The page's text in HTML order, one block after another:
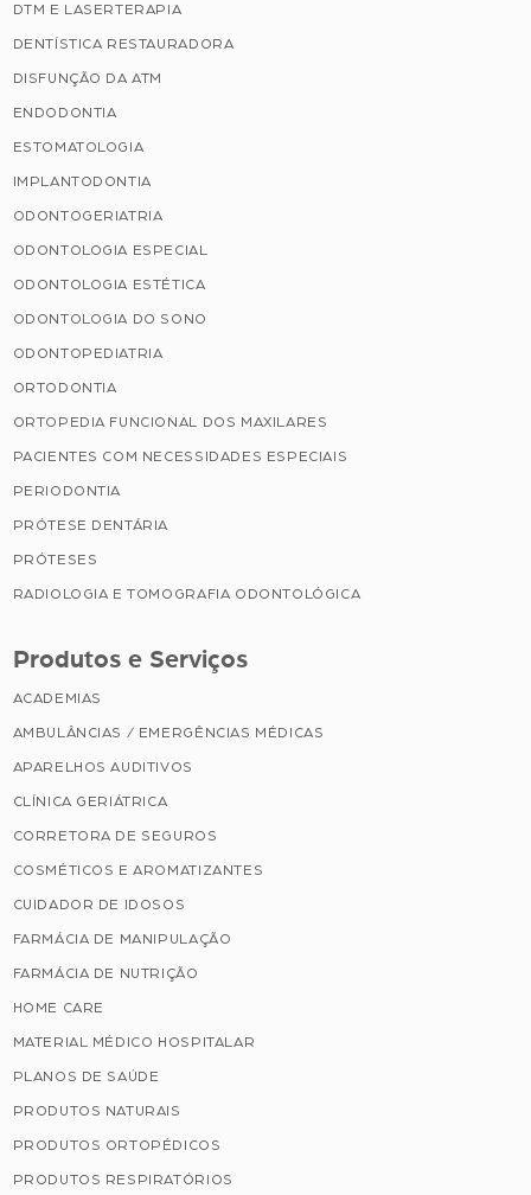
DTM E LASERTERAPIA
DENTÍSTICA RESTAURADORA
DISFUNÇÃO DA ATM
ENDODONTIA
ESTOMATOLOGIA
IMPLANTODONTIA
ODONTOGERIATRIA
ODONTOLOGIA ESPECIAL
ODONTOLOGIA ESTÉTICA
ODONTOLOGIA DO SONO
ODONTOPEDIATRIA
ORTODONTIA
ORTOPEDIA FUNCIONAL DOS MAXILARES
PACIENTES COM NECESSIDADES ESPECIAIS
PERIODONTIA
PRÓTESE DENTÁRIA
PRÓTESES
RADIOLOGIA E TOMOGRAFIA ODONTOLÓGICA
Produtos e Serviços
ACADEMIAS
AMBULÂNCIAS / EMERGÊNCIAS MÉDICAS
APARELHOS AUDITIVOS
CLÍNICA GERIÁTRICA
CORRETORA DE SEGUROS
COSMÉTICOS E AROMATIZANTES
CUIDADOR DE IDOSOS
FARMÁCIA DE MANIPULAÇÃO
FARMÁCIA DE NUTRIÇÃO
HOME CARE
MATERIAL MÉDICO HOSPITALAR
PLANOS DE SAÚDE
PRODUTOS NATURAIS
PRODUTOS ORTOPÉDICOS
PRODUTOS RESPIRATÓRIOS